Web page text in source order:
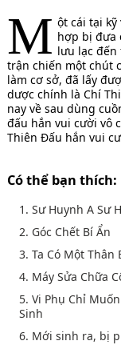
M ột cái tại
hợp bị đưa
lưu lạc
trận chiến một chút
làm cơ sở, đã lấy
dược chính là Chí
nay về sau dùng
đấu hắn vui cười vô
Thiên Đấu hắn vui
Có thể bạn thích:
1. Sư Huynh A Sư
2. Góc Chết Bí Ẩn
3. Ta Có Một Thân
4. Máy Sửa Chữa
5. Vi Phụ Chỉ
Sinh
6. Mới sinh ra, bị